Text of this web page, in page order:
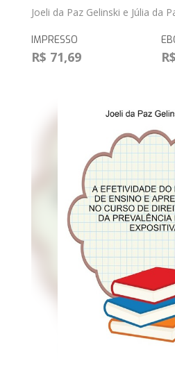
Joeli da Paz Gelinski e Júlia da
IMPRESSO
R$ 71,69